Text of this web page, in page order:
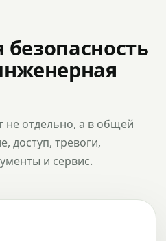
не отдельно, а в общей
доступ, тревоги,
и сервис.